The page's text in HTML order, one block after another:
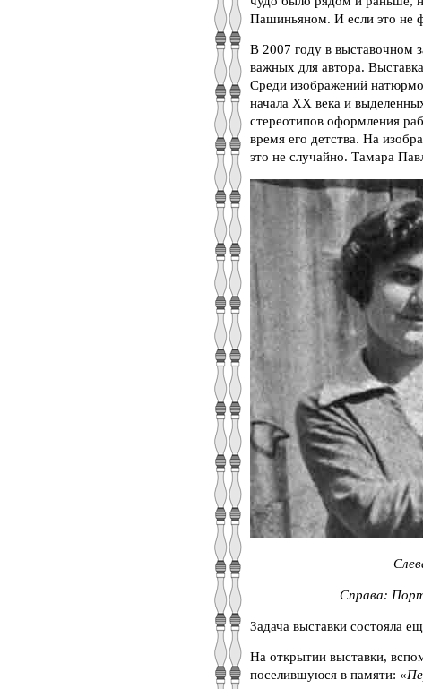
Пашиньяном. И если это не
В 2007 году в выставочном
важных для автора.
Среди изображений
начала ХХ века и
стереотипов оформления
время его детства. На
это не случайно. Тамара
Слева:
Справа:
Задача выставки состояла
На открытии выставки,
поселившуюся в памяти: «